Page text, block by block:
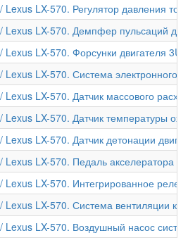
LX-570. Регулятор давления
LX-570. Демпфер пульсаций
LX-570. Форсунки двигателя
LX-570. Система электронного
LX-570. Датчик массового
Lexus LX-570. Датчик температуры
LX-570. Датчик детонации
LX-570. Педаль акселератора
LX-570. Интегрированное реле
LX-570. Система вентиляции
LX-570. Воздушный насос